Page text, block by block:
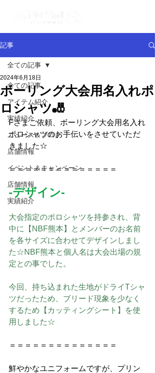
記事
全ての記事
アイテム紹介
実績紹介
ニュース＆ブログ
店舗情報
イベント＆キャンペーン
店舗情報
実績紹介
全ての記事
ボーリング大会用名入れポ
ロシャツ🎳
2024年6月18日
Fさまご依頼、 ボーリング大会用名入れ
ポロシャツのお手伝いをさせていただ
きました☆
＝＝＝＝＝＝＝＝＝＝＝＝＝＝
-デザイン-
大会指定のポロシャツを持参され、背
中に【NBF熊本】とメンバーのお名前
を各サイズに合わせてデザインしまし
た☆NBF熊本と個人名は大会出場の規
定との事でした。
今回、持ち込まれた生地がドライTシャ
ツだったため、ブリード現象を少なく
するため【カッティングシート】を使
用しました☆
＝＝＝＝＝＝＝＝＝＝＝＝＝＝
鮮やかなユニフォームですが、プリン